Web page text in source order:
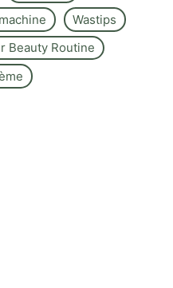
Wastips
Beauty Routine